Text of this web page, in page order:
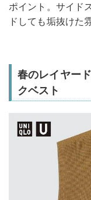
ポイント。サイド
ドしても垢抜けた
春のレイヤー
クベスト